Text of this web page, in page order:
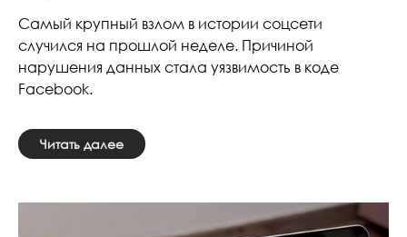
Самый крупный взлом в истории соцсети
случился на прошлой неделе. Причиной
нарушения данных стала уязвимость в коде
Facebook.
Читать далее